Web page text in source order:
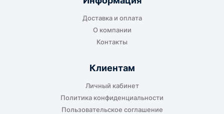
транспортной компании в городе получателя
или ближайшем доступном пункте выдачи.
До адреса клиента
Подходит, если нужно доставить
оборудование прямо на объект, склад,
Доставка и оплата
О компании
Контакты
Клиентам
Личный кабинет
Политика конфиденциальности
Пользовательское соглашение